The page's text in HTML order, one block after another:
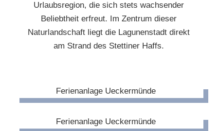
Urlaubsregion, die sich stets wachsender
Beliebtheit erfreut. Im Zentrum dieser
Naturlandschaft liegt die Lagunenstadt direkt
am Strand des Stettiner Haffs.
Unsere Ferienanlage